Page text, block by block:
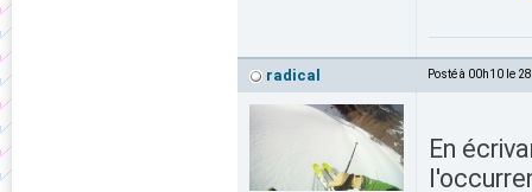
radical Posté à 00h10 le
En